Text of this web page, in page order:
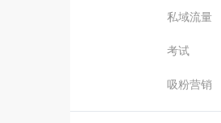
私域流量
考试
吸粉营销